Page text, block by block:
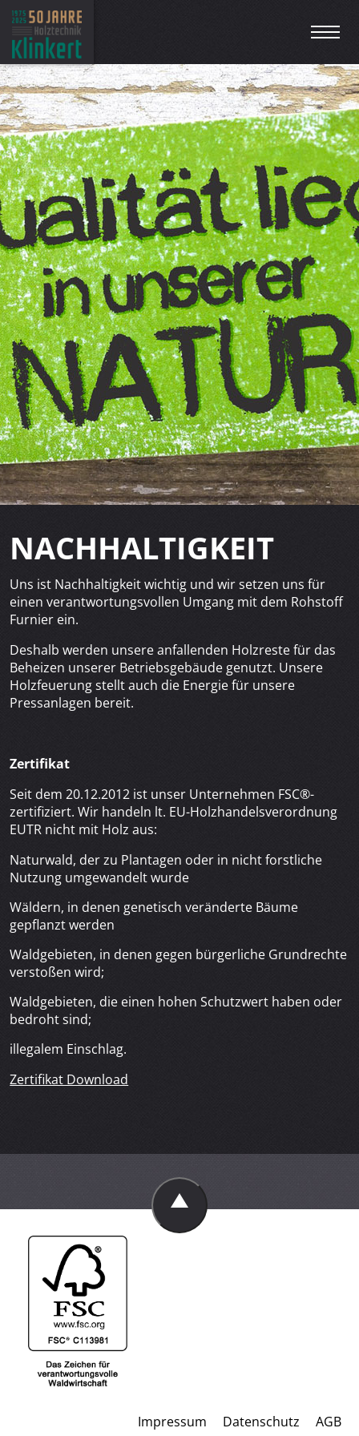
NACHHALTIGKEIT
Uns ist Nachhaltigkeit wichtig und wir setzen uns für
einen verantwortungsvollen Umgang mit dem Rohstoff
Furnier ein.
Deshalb werden unsere anfallenden Holzreste für das
Beheizen unserer Betriebsgebäude genutzt. Unsere
Holzfeuerung stellt auch die Energie für unsere
Pressanlagen bereit.
Zertifikat
Seit dem 20.12.2012 ist unser Unternehmen FSC®-
zertifiziert. Wir handeln lt. EU-Holzhandelsverordnung
EUTR nicht mit Holz aus:
Naturwald, der zu Plantagen oder in nicht forstliche
Nutzung umgewandelt wurde
Wäldern, in denen genetisch veränderte Bäume
gepflanzt werden
Waldgebieten, in denen gegen bürgerliche Grundrechte
verstoßen wird;
Waldgebieten, die einen hohen Schutzwert haben oder
bedroht sind;
illegalem Einschlag.
Zertifikat Download
Impressum Datenschutz AGB